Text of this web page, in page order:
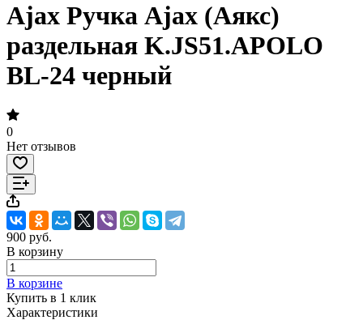
Ajax Ручка Ajax (Аякс)
раздельная K.JS51.APOLO
BL-24 черный
0
Нет отзывов
900 руб.
В корзину
В корзине
Купить в 1 клик
Характеристики